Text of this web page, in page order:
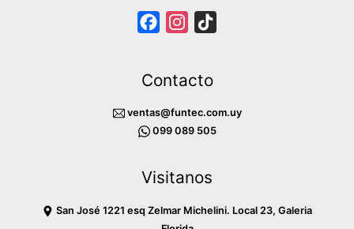
e
b
o
k
t
a
g
a
o
Contacto
ventas@funtec.com.uy
099 089 505
Visitanos
San José 1221 esq Zelmar Michelini. Local 23, Galeria